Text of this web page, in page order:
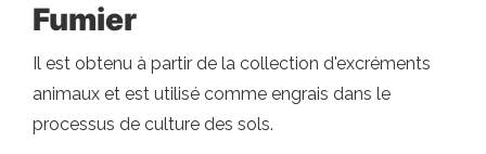
Fumier
Il est obtenu à partir de la collection d'excréments
animaux et est utilisé comme engrais dans le
processus de culture des sols.